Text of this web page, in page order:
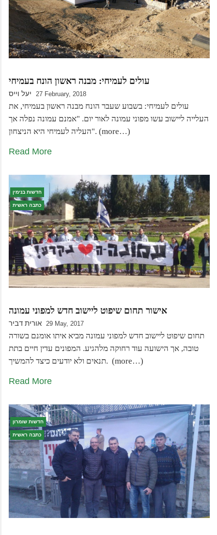
עולים לעמיחי: מבנה ראשון הונח בעמיחי
יעל וייס 27 February, 2018
עולים לעמיחי: בשבוע שעבר הונח מבנה ראשון בעמיחי, את
העלייה ליישוב עשו מפוני עמונה לאור יום. "אמנם עמונה נפלה אך
העליה לעמיחי היא הניצחון". (more…)
Read More
חדשות בנימין
כתבה ראשית
אישור תחום שיפוט ליישוב חדש למפוני עמונה
אורית דביר 29 May, 2017
תחום שיפוט ליישוב חדש למפוני עמונה מביא איתו אומנם בשורה
טובה, אך הישועה עוד רחוקה מלהגיע. המפונים עדין חיים בתת
תנאים ולא יודעים כיצד להמשיך. (more…)
Read More
חדשות שומרון
כתבה ראשית